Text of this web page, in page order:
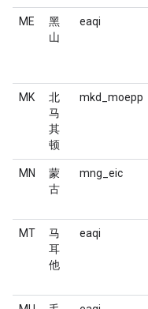
ME
黑
山
eaqi
MK
北
马
其
顿
mkd_moepp
MN
蒙
古
mng_eic
MT
马
耳
他
eaqi